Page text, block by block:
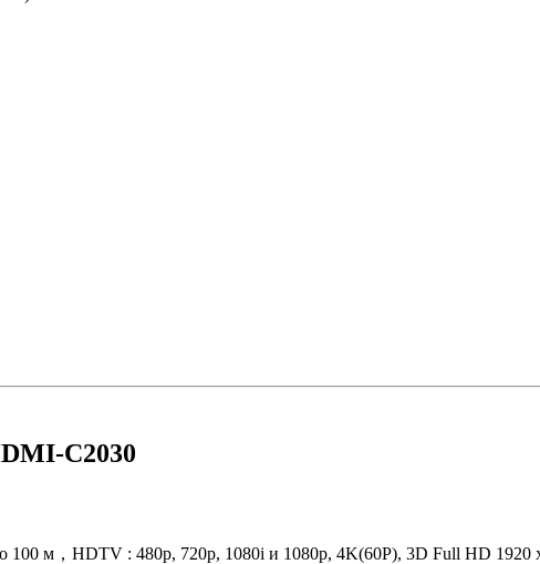
C2030
100 м，HDTV : 480p, 720p, 1080i и 1080p, 4K(60P), 3D Full HD 1920